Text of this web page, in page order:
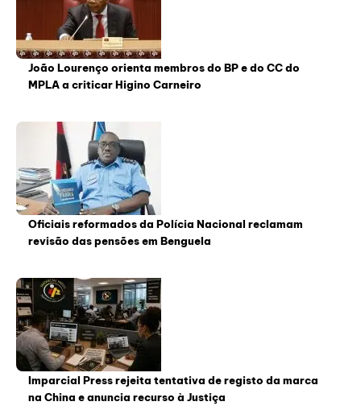
João Lourenço orienta membros do BP e do CC do
MPLA a criticar Higino Carneiro
Oficiais reformados da Polícia Nacional reclamam
revisão das pensões em Benguela
Imparcial Press rejeita tentativa de registo da marca
na China e anuncia recurso à Justiça